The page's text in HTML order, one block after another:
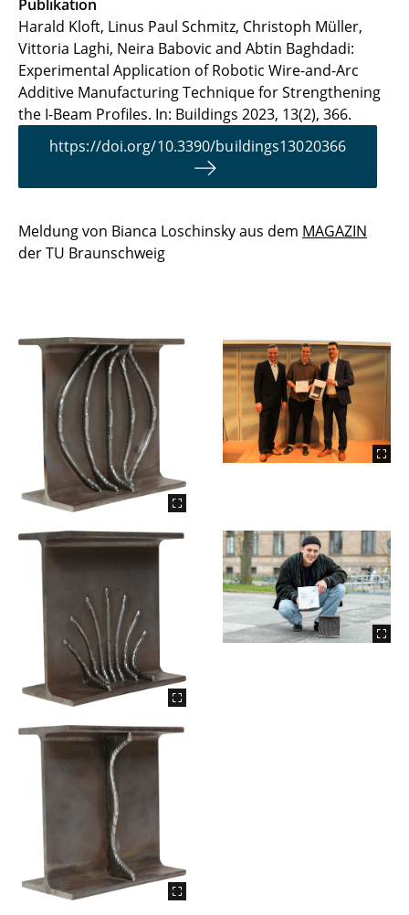
Publikation
Harald Kloft, Linus Paul Schmitz, Christoph Müller,
Vittoria Laghi, Neira Babovic and Abtin Baghdadi:
Experimental Application of Robotic Wire-and-Arc
Additive Manufacturing Technique for Strengthening
the I-Beam Profiles. In: Buildings 2023, 13(2), 366.
https://doi.org/10.3390/buildings13020366
Meldung von Bianca Loschinsky aus dem MAGAZIN
der TU Braunschweig